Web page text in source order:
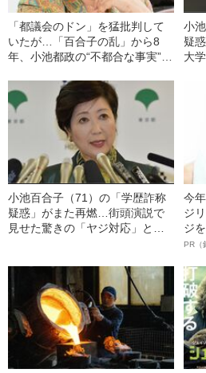
「都議会のドン」を猛批判して
いたが…「百合子の乱」から8
年、小池都政の“不都合な事実”と
小
疑
大
小池百合子（71）の「学歴詐称
疑惑」がまた再燃…街頭演説で
見せた驚きの「ヤジ対応」と
今
ジ
ジ
夫
PR（